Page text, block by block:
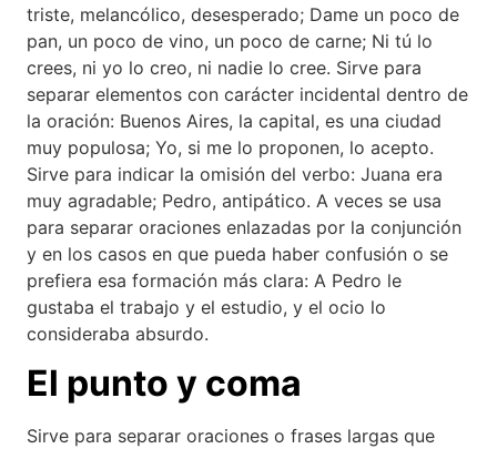
triste, melancólico, desesperado; Dame un poco de
pan, un poco de vino, un poco de carne; Ni tú lo
crees, ni yo lo creo, ni nadie lo cree. Sirve para
separar elementos con carácter incidental dentro de
la oración: Buenos Aires, la capital, es una ciudad
muy populosa; Yo, si me lo proponen, lo acepto.
Sirve para indicar la omisión del verbo: Juana era
muy agradable; Pedro, antipático. A veces se usa
para separar oraciones enlazadas por la conjunción
y en los casos en que pueda haber confusión o se
prefiera esa formación más clara: A Pedro le
gustaba el trabajo y el estudio, y el ocio lo
consideraba absurdo.
El punto y coma
Sirve para separar oraciones o frases largas que